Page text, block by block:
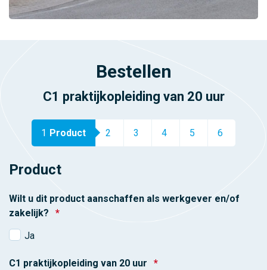
Bestellen
C1 praktijkopleiding van 20 uur
1 Product 2 3 4 5 6
Product
Wilt u dit product aanschaffen als werkgever en/of
zakelijk?
*
Ja
C1 praktijkopleiding van 20 uur *